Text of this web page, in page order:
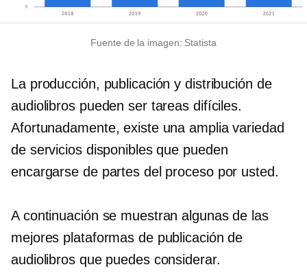
Fuente de la imagen: Statista
La producción, publicación y distribución de
audiolibros pueden ser tareas difíciles.
Afortunadamente, existe una amplia variedad
de servicios disponibles que pueden
encargarse de partes del proceso por usted.
A continuación se muestran algunas de las
mejores plataformas de publicación de
audiolibros que puedes considerar.